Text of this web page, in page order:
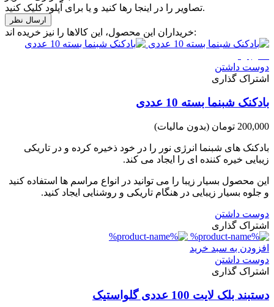
تصاویر را در اینجا رها کنید و یا برای آپلود کلیک کنید.
خریداران این محصول، این کالاها را نیز خریده اند:
دوست داشتن
اشتراک گذاری
بادکنک شبنما بسته 10 عددی
200,000 تومان (بدون مالیات)
بادکنک های شبنما انرژی نور را در خود ذخیره کرده و در تاریکی
زیبایی خیره کننده ای را ایجاد می کند.
این محصول بسیار زیبا را می توانید در انواع مراسم ها استفاده کنید
و جلوه بسیار زیبایی در هنگام تاریکی و روشنایی ایجاد کنید.
دوست داشتن
اشتراک گذاری
افزودن به سبد خرید
دوست داشتن
اشتراک گذاری
دستبند بلک لایت 100 عددی گلواستیک